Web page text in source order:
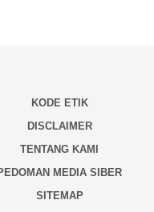
KODE ETIK
DISCLAIMER
TENTANG KAMI
MEDIA SIBER
SITEMAP